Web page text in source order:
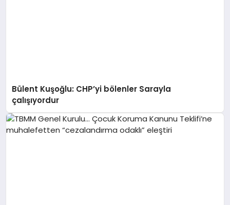
Bülent Kuşoğlu: CHP’yi bölenler Sarayla
çalışıyordur